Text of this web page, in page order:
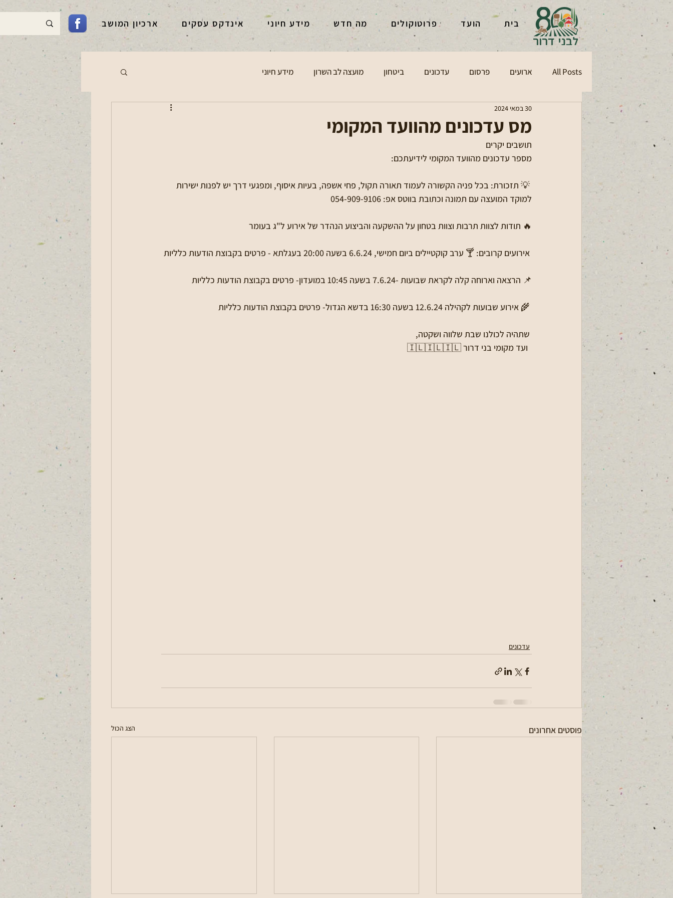
בית הועד פרוטוקולים מה חדש מידע חיוני אינדקס עסקים ארכיון המושב
All Posts ארועים פרסום עדכונים ביטחון מועצה לב השרון מידע חיוני
מס עדכונים מהוועד המקומי
30 במאי 2024
תושבים יקרים
מספר עדכונים מהוועד המקומי לידיעתכם:
💡 תזכורת: בכל פניה הקשורה לעמוד תאורה תקול, פחי אשפה, בעיות איסוף, ומפגעי דרך יש לפנות ישירות
למוקד המועצה עם תמונה וכתובת בווטס אפ: 054-909-9106
🔥 תודות לצוות תרבות וצוות בטחון על ההשקעה והביצוע הנהדר של אירוע ל"ג בעומר
📌 הרצאה וארוחה קלה לקראת שבועות -7.6.24 בשעה 10:45 במועדון- פרטים בקבוצת הודעות כלליות
עדכונים
פוסטים אחרונים הצג הכול